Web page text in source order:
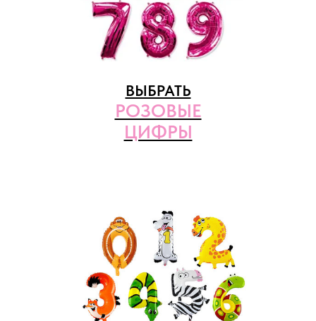
ВЫБРАТЬ
РОЗОВЫЕ
ЦИФРЫ